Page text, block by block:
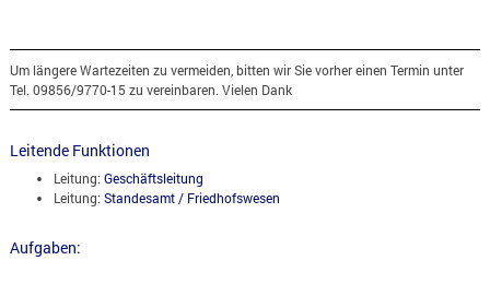
Um längere Wartezeiten zu vermeiden, bitten wir Sie vorher einen Termin unter
Tel. 09856/9770-15 zu vereinbaren. Vielen Dank
Leitende Funktionen
Leitung: Geschäftsleitung
Leitung: Standesamt / Friedhofswesen
Aufgaben: